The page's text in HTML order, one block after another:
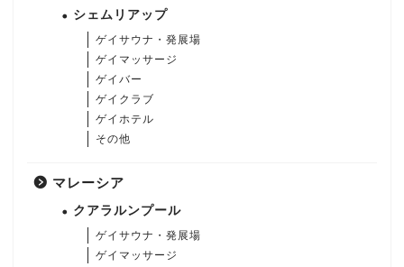
シェムリアップ
ゲイサウナ・発展場
ゲイマッサージ
ゲイバー
ゲイクラブ
ゲイホテル
その他
マレーシア
クアラルンプール
ゲイサウナ・発展場
ゲイマッサージ